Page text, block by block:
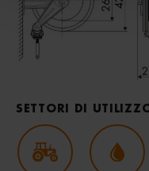
SETTORI DI